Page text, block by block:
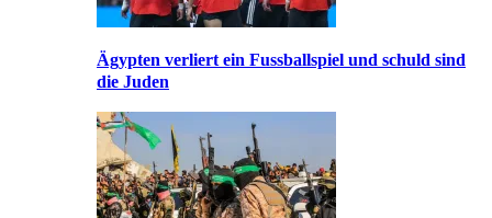
Ägypten verliert ein Fussballspiel und schuld sind
die Juden